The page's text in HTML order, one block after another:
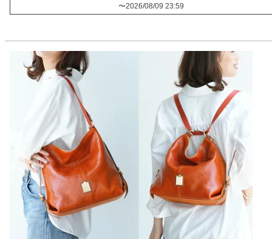
〜2026/08/09 23:59